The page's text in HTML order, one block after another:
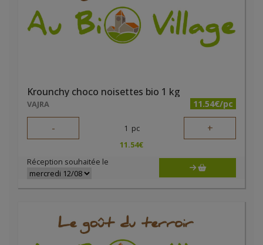
Krounchy choco noisettes bio 1 kg
VAJRA 11.54€/pc
- 1 pc +
11.54€
Réception souhaitée le